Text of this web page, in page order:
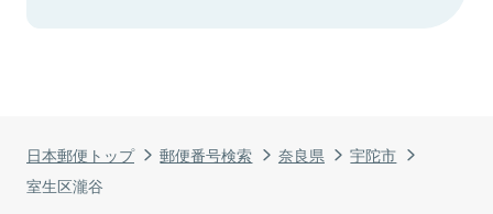
日本郵便トップ 郵便番号検索 奈良県
宇陀市
室生区瀧谷